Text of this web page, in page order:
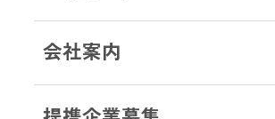
会社案内
ただき立ち合いができない
くありませんでした。